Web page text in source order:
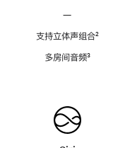
—
支持立体声组合脚
²
多房间音频脚
³